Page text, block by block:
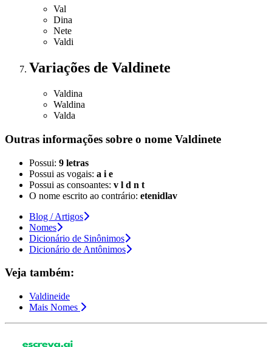
Val
Dina
Nete
Valdi
Variações de Valdinete
Valdina
Waldina
Valda
Outras informações sobre o nome Valdinete
Possui: 9 letras
Possui as vogais: a i e
Possui as consoantes: v l d n t
O nome escrito ao contrário: etenidlav
Blog / Artigos
Nomes
Dicionário de Sinônimos
Dicionário de Antônimos
Veja também:
Valdineide
Mais Nomes